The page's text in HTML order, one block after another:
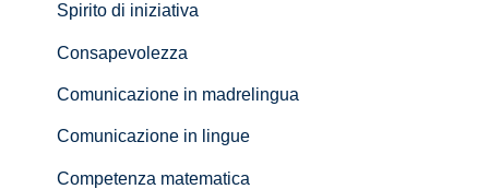
Spirito di iniziativa
Consapevolezza
Comunicazione in madrelingua
Comunicazione in lingue
Competenza matematica